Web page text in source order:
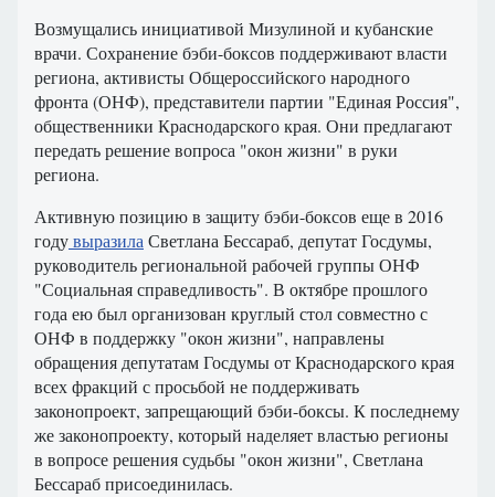
Возмущались инициативой Мизулиной и кубанские
врачи. Сохранение бэби-боксов поддерживают власти
региона, активисты Общероссийского народного
фронта (ОНФ), представители партии "Единая Россия",
общественники Краснодарского края. Они предлагают
передать решение вопроса "окон жизни" в руки
региона.
Активную позицию в защиту бэби-боксов еще в 2016
годувыразила Светлана Бессараб, депутат Госдумы,
руководитель региональной рабочей группы ОНФ
"Социальная справедливость". В октябре прошлого
года ею был организован круглый стол совместно с
ОНФ в поддержку "окон жизни", направлены
обращения депутатам Госдумы от Краснодарского края
всех фракций с просьбой не поддерживать
законопроект, запрещающий бэби-боксы. К последнему
же законопроекту, который наделяет властью регионы
в вопросе решения судьбы "окон жизни", Светлана
Бессараб присоединилась.